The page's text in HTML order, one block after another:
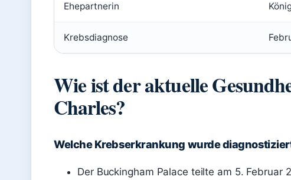
Ehepartnerin
Krebsdiagnose
Wie ist der aktuelle
Charles?
Welche Krebserkrankung wurde
Der Buckingham Palace teilte am 5. Februar